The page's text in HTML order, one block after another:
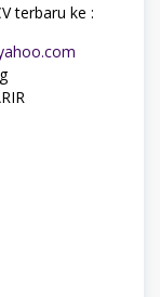
terbaru ke :